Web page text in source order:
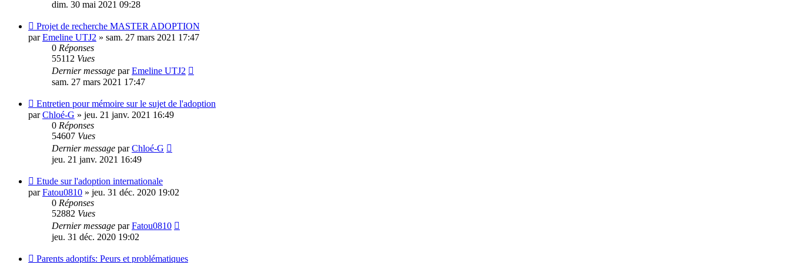
dim. 30 mai 2021 09:28
Projet de recherche MASTER ADOPTION
parEmeline UTJ2 » sam. 27 mars 2021 17:47
0 Réponses
55112 Vues
Dernier message parEmeline UTJ2
sam. 27 mars 2021 17:47
Entretien pour mémoire sur le sujet de l'adoption
parChloé-G » jeu. 21 janv. 2021 16:49
0 Réponses
54607 Vues
Dernier message parChloé-G
jeu. 21 janv. 2021 16:49
Etude sur l'adoption internationale
parFatou0810 » jeu. 31 déc. 2020 19:02
0 Réponses
52882 Vues
Dernier message parFatou0810
jeu. 31 déc. 2020 19:02
Parents adoptifs: Peurs et problématiques